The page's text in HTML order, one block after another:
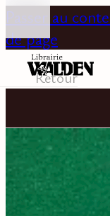
Passer au
de page
Retour